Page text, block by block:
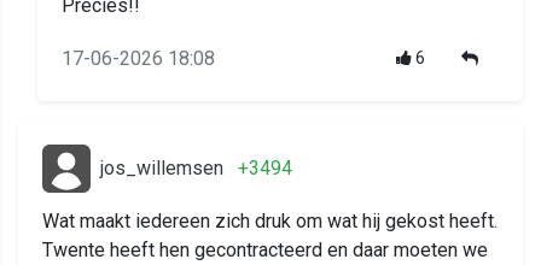
Precies!!
17-06-2026 18:08 6
jos_willemsen +3494
Wat maakt iedereen zich druk om wat hij gekost heeft.
Twente heeft hen gecontracteerd en daar moeten we